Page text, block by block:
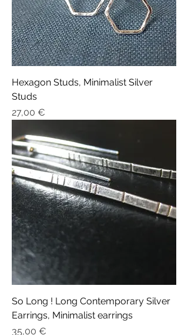
Hexagon Studs, Minimalist Silver
Studs
Prix
27,00 €
So Long ! Long Contemporary Silver
Earrings, Minimalist earrings
Prix
35,00 €